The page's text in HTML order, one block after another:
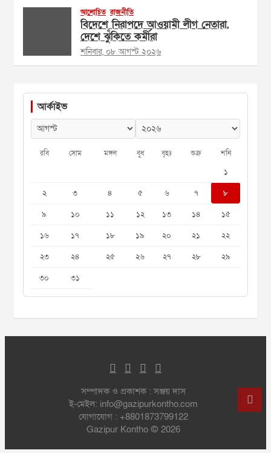
আলোচিত রাজনীতি
বিদেশে নিরাপদে আওয়ামী লীগ নেতারা,
দেশে ঝুঁকিতে কর্মীরা
শনিবার, ০৮ আগস্ট ২০২৬
আর্কাইভ
রবি সোম মঙ্গল বুধ বৃহঃ শুক্র শনি
১
২
৩ ৪ ৫ ৬ ৭
৮
৯
১০ ১১ ১২ ১৩ ১৪
১৫
১৬
১৭ ১৮ ১৯ ২০ ২১
২২
২৩
২৪ ২৫ ২৬ ২৭ ২৮
২৯
৩০
৩১
সম্পাদক ও প্রকাশক : সঞ্জয় দাস
ই-মেইল: info@gazipurkontho.com
যোগাযোগ : +8801873799122
Gazipur Kontho © 2026